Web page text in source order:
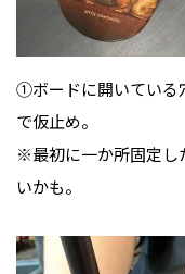
①ボードに開いている
で仮止め。
※最初に一か所固定し
いかも。